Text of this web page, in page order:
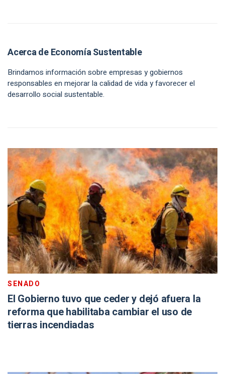
Acerca de Economía Sustentable
Brindamos información sobre empresas y gobiernos
responsables en mejorar la calidad de vida y favorecer el
desarrollo social sustentable.
SENADO
El Gobierno tuvo que ceder y dejó afuera la
reforma que habilitaba cambiar el uso de
tierras incendiadas